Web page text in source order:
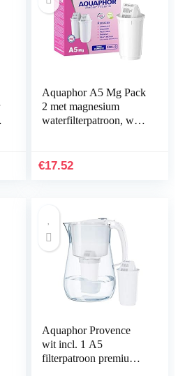
Aquaphor A5 Mg Pack
2 met magnesium
waterfilterpatroon, wit,
€17.52
Aquaphor Provence
wit incl. 1 A5
filterpatroon premium